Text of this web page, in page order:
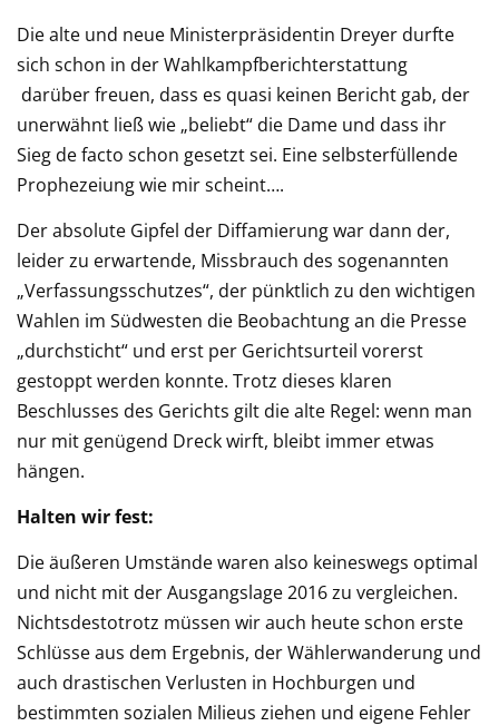
Die alte und neue Ministerpräsidentin Dreyer durfte
sich schon in der Wahlkampfberichterstattung
darüber freuen, dass es quasi keinen Bericht gab, der
unerwähnt ließ wie „beliebt“ die Dame und dass ihr
Sieg de facto schon gesetzt sei. Eine selbsterfüllende
Prophezeiung wie mir scheint….
Der absolute Gipfel der Diffamierung war dann der,
leider zu erwartende, Missbrauch des sogenannten
„Verfassungsschutzes“, der pünktlich zu den wichtigen
Wahlen im Südwesten die Beobachtung an die Presse
„durchsticht“ und erst per Gerichtsurteil vorerst
gestoppt werden konnte. Trotz dieses klaren
Beschlusses des Gerichts gilt die alte Regel: wenn man
nur mit genügend Dreck wirft, bleibt immer etwas
hängen.
Halten wir fest:
Die äußeren Umstände waren also keineswegs optimal
und nicht mit der Ausgangslage 2016 zu vergleichen.
Nichtsdestotrotz müssen wir auch heute schon erste
Schlüsse aus dem Ergebnis, der Wählerwanderung und
auch drastischen Verlusten in Hochburgen und
bestimmten sozialen Milieus ziehen und eigene Fehler